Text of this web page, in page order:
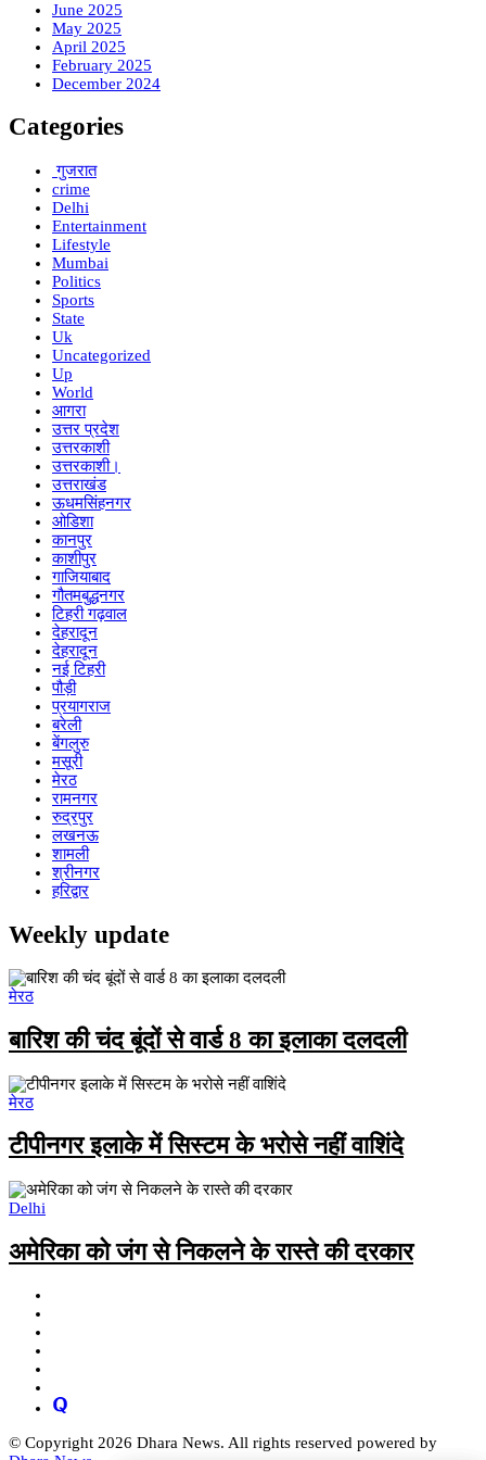
June 2025
May 2025
April 2025
February 2025
December 2024
Categories
गुजरात
crime
Delhi
Entertainment
Lifestyle
Mumbai
Politics
Sports
State
Uk
Uncategorized
Up
World
आगरा
उत्तर प्रदेश
उत्तरकाशी
उत्तरकाशी।
उत्तराखंड
ऊधमसिंहनगर
ओडिशा
कानपुर
काशीपुर
गाजियाबाद
गौतमबुद्धनगर
टिहरी गढ़वाल
देहरादून
देहरादून
नई टिहरी
पौड़ी
प्रयागराज
बरेली
बेंगलुरु
मसूरी
मेरठ
रामनगर
रुद्रपुर
लखनऊ
शामली
श्रीनगर
हरिद्वार
Weekly update
मेरठ
बारिश की चंद बूंदों से वार्ड 8 का इलाका दलदली
मेरठ
टीपीनगर इलाके में सिस्टम के भरोसे नहीं वाशिंदे
Delhi
अमेरिका को जंग से निकलने के रास्ते की दरकार
© Copyright 2026 Dhara News. All rights reserved powered by